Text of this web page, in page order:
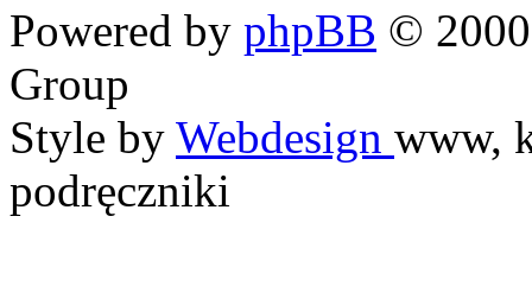
Powered by phpBB ©
Group
Style by Webdesign www,
podręczniki